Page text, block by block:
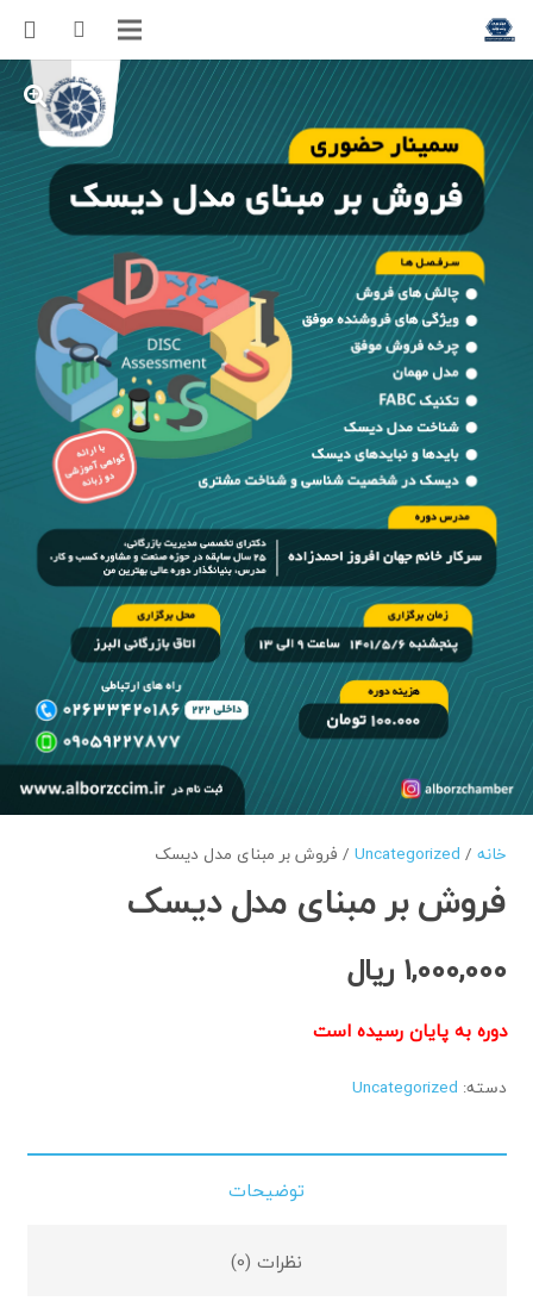
خانه /
Uncategorized / فروش بر مبنای مدل دیسک
فروش بر مبنای مدل دیسک
1,000,000 ریال
دوره به پایان رسیده است
دسته: Uncategorized
توضیحات
نظرات (0)